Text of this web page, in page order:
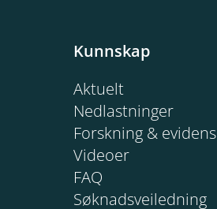
Kunnskap
Aktuelt
Nedlastninger
Forskning & evidens
Videoer
FAQ
Søknadsveiledning